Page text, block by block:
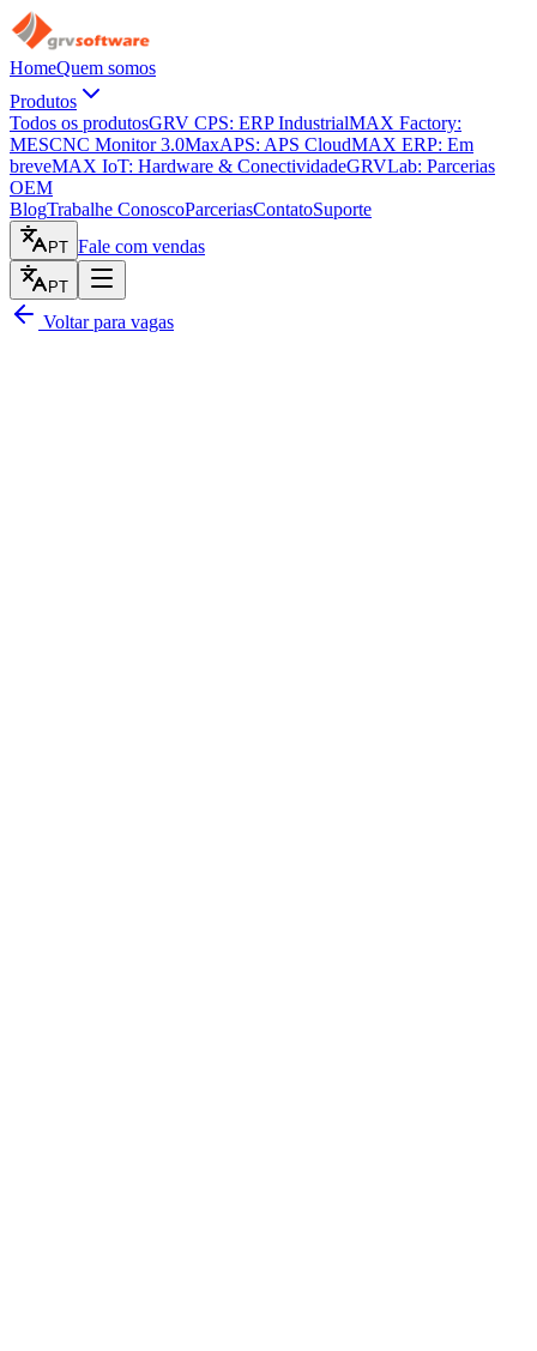
HomeQuem somos
Produtos
Todos os produtosGRV CPS: ERP IndustrialMAX Factory:
MESCNC Monitor 3.0MaxAPS: APS CloudMAX ERP: Em
breveMAX IoT: Hardware & ConectividadeGRVLab: Parcerias
OEM
BlogTrabalhe ConoscoParceriasContatoSuporte
PT Fale com vendas
PT
Voltar para vagas